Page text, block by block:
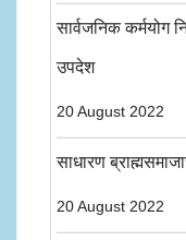
सार्वजनिक कर्मयोग
उपदेश
20 August 2022
साधारण
20 August 2022